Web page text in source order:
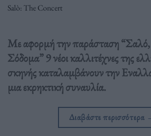
Salò: The Concert
Με αφορμή την παράσταση “Σαλό,
Σόδομα” 9 νέοι καλλιτέχνες της
σκηνής καταλαμβάνουν την
μια εκρηκτική συναυλία.
Διαβάστε περισσότερα